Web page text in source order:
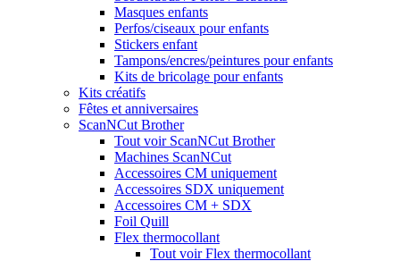
Masques enfants
Perfos/ciseaux pour enfants
Stickers enfant
Tampons/encres/peintures pour enfants
Kits de bricolage pour enfants
Kits créatifs
Fêtes et anniversaires
ScanNCut Brother
Tout voir ScanNCut Brother
Machines ScanNCut
Accessoires CM uniquement
Accessoires SDX uniquement
Accessoires CM + SDX
Foil Quill
Flex thermocollant
Tout voir Flex thermocollant